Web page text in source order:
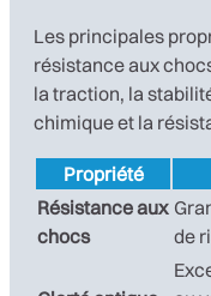
Les principales
résistance aux
la traction, la
chimique et la
Propriété
Résistance aux
chocs
de